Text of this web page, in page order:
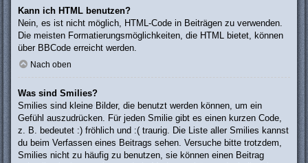
Kann ich HTML benutzen?
Nein, es ist nicht möglich, HTML-Code in Beiträgen zu verwenden.
Die meisten Formatierungsmöglichkeiten, die HTML bietet, können
über BBCode erreicht werden.
Nach oben
Was sind Smilies?
Smilies sind kleine Bilder, die benutzt werden können, um ein
Gefühl auszudrücken. Für jeden Smilie gibt es einen kurzen Code,
z. B. bedeutet :) fröhlich und :( traurig. Die Liste aller Smilies kannst
du beim Verfassen eines Beitrags sehen. Versuche bitte trotzdem,
Smilies nicht zu häufig zu benutzen, sie können einen Beitrag